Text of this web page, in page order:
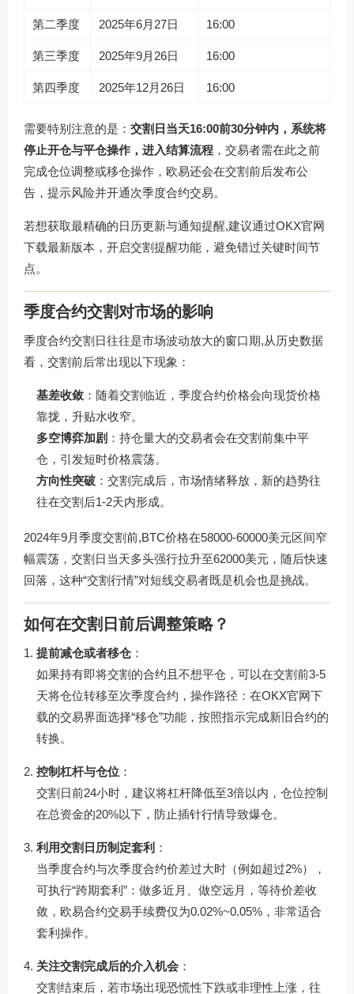
第二季度 2025年6月27日 16:00
第三季度 2025年9月26日 16:00
第四季度 2025年12月26日 16:00
需要特别注意的是： 交割日当天16:00前30分钟内，系统将
停止开仓与平仓操作，进入结算流程 ，交易者需在此之前
完成仓位调整或移仓操作，欧易还会在交割前后发布公
告，提示风险并开通次季度合约交易。
若想获取最精确的日历更新与通知提醒,建议通过OKX官网
下载最新版本，开启交割提醒功能，避免错过关键时间节
点。
季度合约交割对市场的影响
季度合约交割日往往是市场波动放大的窗口期,从历史数据
看，交割前后常出现以下现象：
基差收敛 ：随着交割临近，季度合约价格会向现货价格
靠拢，升贴水收窄。
多空博弈加剧 ：持仓量大的交易者会在交割前集中平
仓，引发短时价格震荡。
方向性突破 ：交割完成后，市场情绪释放，新的趋势往
往在交割后1-2天内形成。
2024年9月季度交割前,BTC价格在58000-60000美元区间窄
幅震荡，交割日当天多头强行拉升至62000美元，随后快速
回落，这种“交割行情”对短线交易者既是机会也是挑战。
如何在交割日前后调整策略？
提前减仓或者移仓 ：
如果持有即将交割的合约且不想平仓，可以在交割前3-5
天将仓位转移至次季度合约，操作路径：在OKX官网下
载的交易界面选择“移仓”功能，按照指示完成新旧合约的
转换。
控制杠杆与仓位 ：
交割日前24小时，建议将杠杆降低至3倍以内，仓位控制
在总资金的20%以下，防止插针行情导致爆仓。
利用交割日历制定套利 ：
当季度合约与次季度合约价差过大时（例如超过2%），
可执行“跨期套利”：做多近月、做空远月，等待价差收
敛，欧易合约交易手续费仅为0.02%~0.05%，非常适合
套利操作。
关注交割完成后的介入机会 ：
交割结束后，若市场出现恐慌性下跌或非理性上涨，往